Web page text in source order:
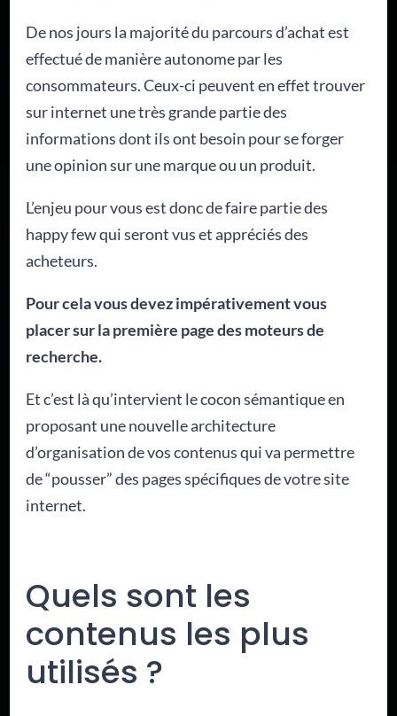
De nos jours la majorité du parcours d’achat est
effectué de manière autonome par les
consommateurs. Ceux-ci peuvent en effet trouver
sur internet une très grande partie des
informations dont ils ont besoin pour se forger
une opinion sur une marque ou un produit.
L’enjeu pour vous est donc de faire partie des
happy few qui seront vus et appréciés des
acheteurs.
Pour cela vous devez impérativement vous
placer sur la première page des moteurs de
recherche.
Et c’est là qu’intervient le cocon sémantique en
proposant une nouvelle architecture
d’organisation de vos contenus qui va permettre
de “pousser” des pages spécifiques de votre site
internet.
Quels sont les
contenus les plus
utilisés ?